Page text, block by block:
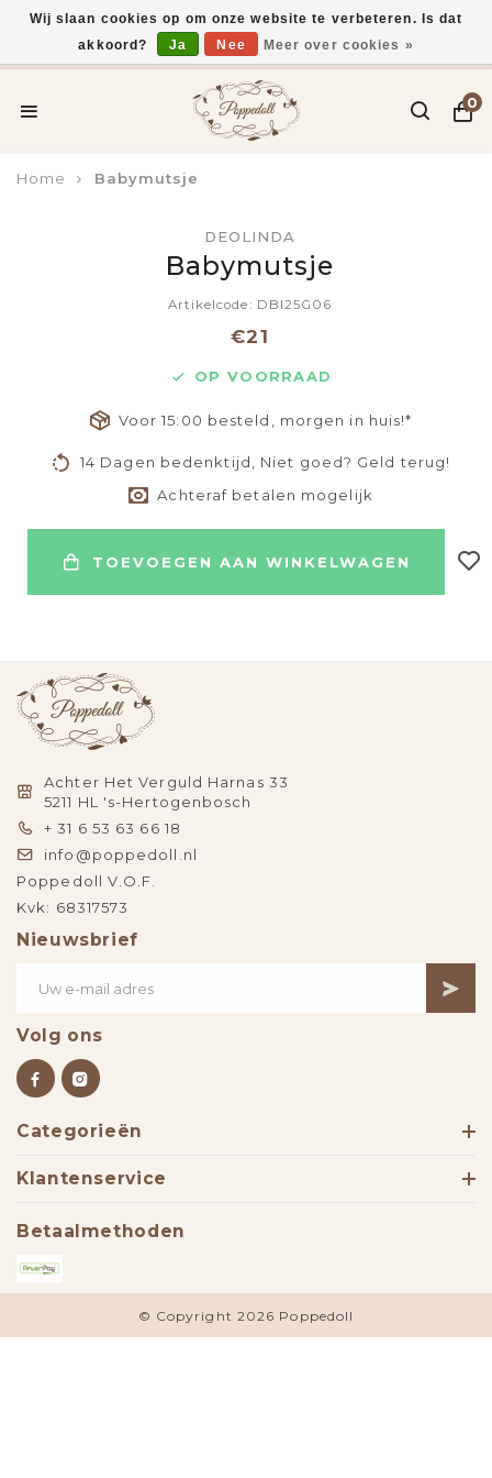
Voor 15:00 uur besteld, vandaag verzonden*
0
Home Babymutsje
DEOLINDA
Babymutsje
Artikelcode: DBI25G06
€21
OP VOORRAAD
Voor 15:00 besteld, morgen in huis!*
14 Dagen bedenktijd, Niet goed? Geld terug!
Achteraf betalen mogelijk
TOEVOEGEN AAN WINKELWAGEN
Achter Het Verguld Harnas 33
5211 HL 's-Hertogenbosch
+ 31 6 53 63 66 18
info@poppedoll.nl
Poppedoll V.O.F.
Kvk: 68317573
Nieuwsbrief
Volg ons
Categorieën
Klantenservice
Betaalmethoden
© Copyright 2026 Poppedoll
Wij slaan cookies op om onze website te verbeteren. Is dat
akkoord?
Ja Nee Meer over cookies »